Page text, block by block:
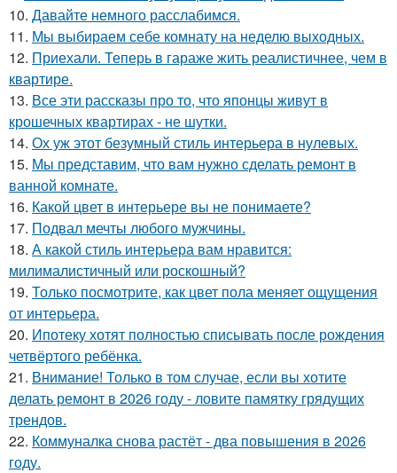
10. Давайте немного расслабимся.
11. Мы выбираем себе комнату на неделю выходных.
12. Приехали. Теперь в гараже жить реалистичнее, чем в
квартире.
13. Все эти рассказы про то, что японцы живут в
крошечных квартирах - не шутки.
14. Ох уж этот безумный стиль интерьера в нулевых.
15. Мы представим, что вам нужно сделать ремонт в
ванной комнате.
16. Какой цвет в интерьере вы не понимаете?
17. Подвал мечты любого мужчины.
18. А какой стиль интерьера вам нравится:
милималистичный или роскошный?
19. Только посмотрите, как цвет пола меняет ощущения
от интерьера.
20. Ипотеку хотят полностью списывать после рождения
четвёртого ребёнка.
21. Внимание! Только в том случае, если вы хотите
делать ремонт в 2026 году - ловите памятку грядущих
трендов.
22. Коммуналка снова растёт - два повышения в 2026
году.